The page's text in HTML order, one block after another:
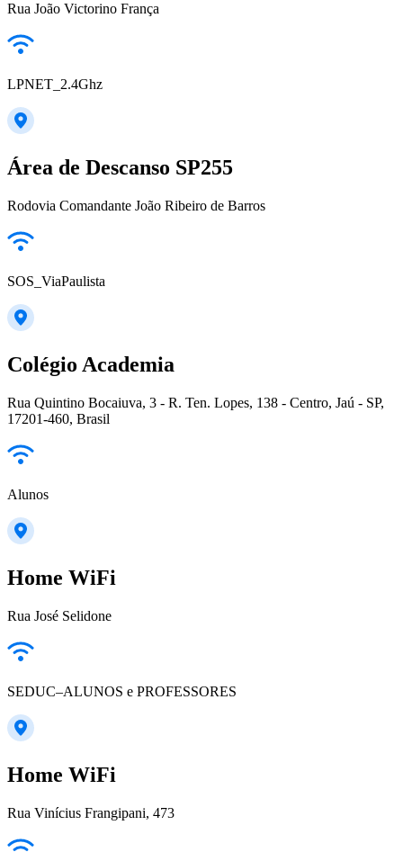
Rua João Victorino França
LPNET_2.4Ghz
Área de Descanso SP255
Rodovia Comandante João Ribeiro de Barros
SOS_ViaPaulista
Colégio Academia
Rua Quintino Bocaiuva, 3 - R. Ten. Lopes, 138 - Centro, Jaú - SP,
17201-460, Brasil
Alunos
Home WiFi
Rua José Selidone
SEDUC–ALUNOS e PROFESSORES
Home WiFi
Rua Vinícius Frangipani, 473